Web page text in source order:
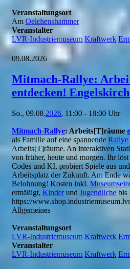
Veranstaltungsort
Am Oelchenshammer
Veranstalter
LVR-Industriemuseum Kraftwerk
09.08.2026
Mitmach-Rallye:
entdecken!
So., 09.08.2026, 11:00 - 18:00 Uhr
Mitmach-Rallye: Arbeits[T]räume
als Familie auf eine spannende Rallye
Arbeits[T]räume. An interaktiven
von früher, heute und morgen. Ihr
Codes und KI, probiert Spiele aus
Arbeitsplatz der Zukunft. Am Ende
Belohnung! Kosten inkl.
ermäßigt, Kinderund Jugendliche bis
https://
Allgemeines
Veranstaltungsort
LVR-Industriemuseum Kraftwerk
Veranstalter
LVR-Industriemuseum Kraftwerk